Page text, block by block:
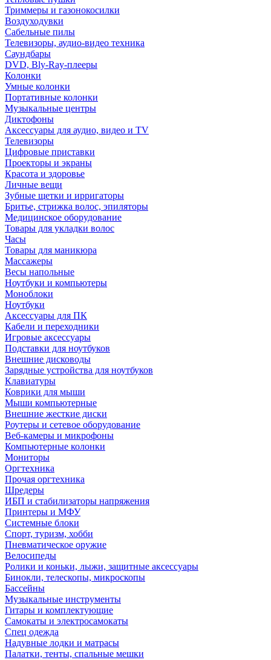
Триммеры и газонокосилки
Воздуходувки
Сабельные пилы
Телевизоры, аудио-видео техника
Саундбары
DVD, Bly-Ray-плееры
Колонки
Умные колонки
Портативные колонки
Музыкальные центры
Диктофоны
Аксессуары для аудио, видео и TV
Телевизоры
Цифровые приставки
Проекторы и экраны
Красота и здоровье
Личные вещи
Зубные щетки и ирригаторы
Бритье, стрижка волос, эпиляторы
Медицинское оборудование
Товары для укладки волос
Часы
Товары для маникюра
Массажеры
Весы напольные
Ноутбуки и компьютеры
Моноблоки
Ноутбуки
Аксессуары для ПК
Кабели и переходники
Игровые аксессуары
Подставки для ноутбуков
Внешние дисководы
Зарядные устройства для ноутбуков
Клавиатуры
Коврики для мыши
Мыши компьютерные
Внешние жесткие диски
Роутеры и сетевое оборудование
Веб-камеры и микрофоны
Компьютерные колонки
Мониторы
Оргтехника
Прочая оргтехника
Шредеры
ИБП и стабилизаторы напряжения
Принтеры и МФУ
Системные блоки
Спорт, туризм, хобби
Пневматическое оружие
Велосипеды
Ролики и коньки, лыжи, защитные аксессуары
Бинокли, телескопы, микроскопы
Бассейны
Музыкальные инструменты
Гитары и комплектующие
Самокаты и электросамокаты
Спец одежда
Надувные лодки и матрасы
Палатки, тенты, спальные мешки